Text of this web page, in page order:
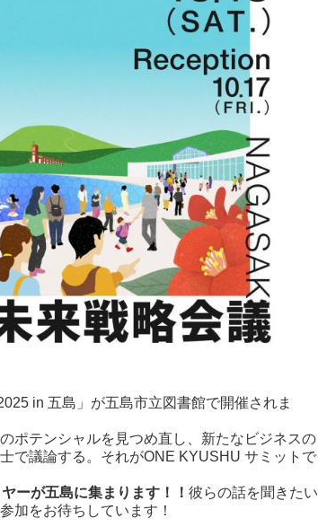
in 五島」が五島市立図書館で開催されま
ポテンシャルを見つめ直し、新たなビジネスの
で議論する。それがONE KYUSHU サミットで
ーが五島に集まります！！ 彼らの話を聞きたい
加をお待ちしています！